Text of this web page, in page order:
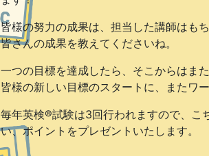
皆様の努力の成果は、担当した講師はも
皆さんの成果を教えてくださいね。
一つの目標を達成したら、そこからはま
皆様の新しい目標のスタートに、またワ
毎年英検®試験は3回行われますので、こ
い、ポイントをプレゼントいたします。